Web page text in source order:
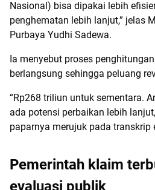
Nasional) bisa dipakai lebih
penghematan lebih lanjut,” jelas
Purbaya Yudhi Sadewa.
Ia menyebut proses
berlangsung sehingga peluang
“Rp268 triliun untuk sementara.
ada potensi perbaikan lebih
paparnya merujuk pada transkrip
Pemerintah klaim
evaluasi publik